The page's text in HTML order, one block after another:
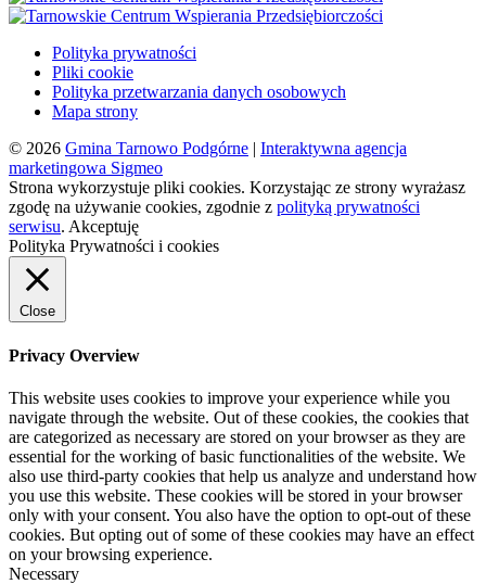
Polityka prywatności
Pliki cookie
Polityka przetwarzania danych osobowych
Mapa strony
© 2026 Gmina Tarnowo Podgórne | Interaktywna agencja
marketingowa Sigmeo
Strona wykorzystuje pliki cookies. Korzystając ze strony wyrażasz
zgodę na używanie cookies, zgodnie z polityką prywatności
serwisu. Akceptuję
Polityka Prywatności i cookies
Close
Privacy Overview
This website uses cookies to improve your experience while you
navigate through the website. Out of these cookies, the cookies that
are categorized as necessary are stored on your browser as they are
essential for the working of basic functionalities of the website. We
also use third-party cookies that help us analyze and understand how
you use this website. These cookies will be stored in your browser
only with your consent. You also have the option to opt-out of these
cookies. But opting out of some of these cookies may have an effect
on your browsing experience.
Necessary